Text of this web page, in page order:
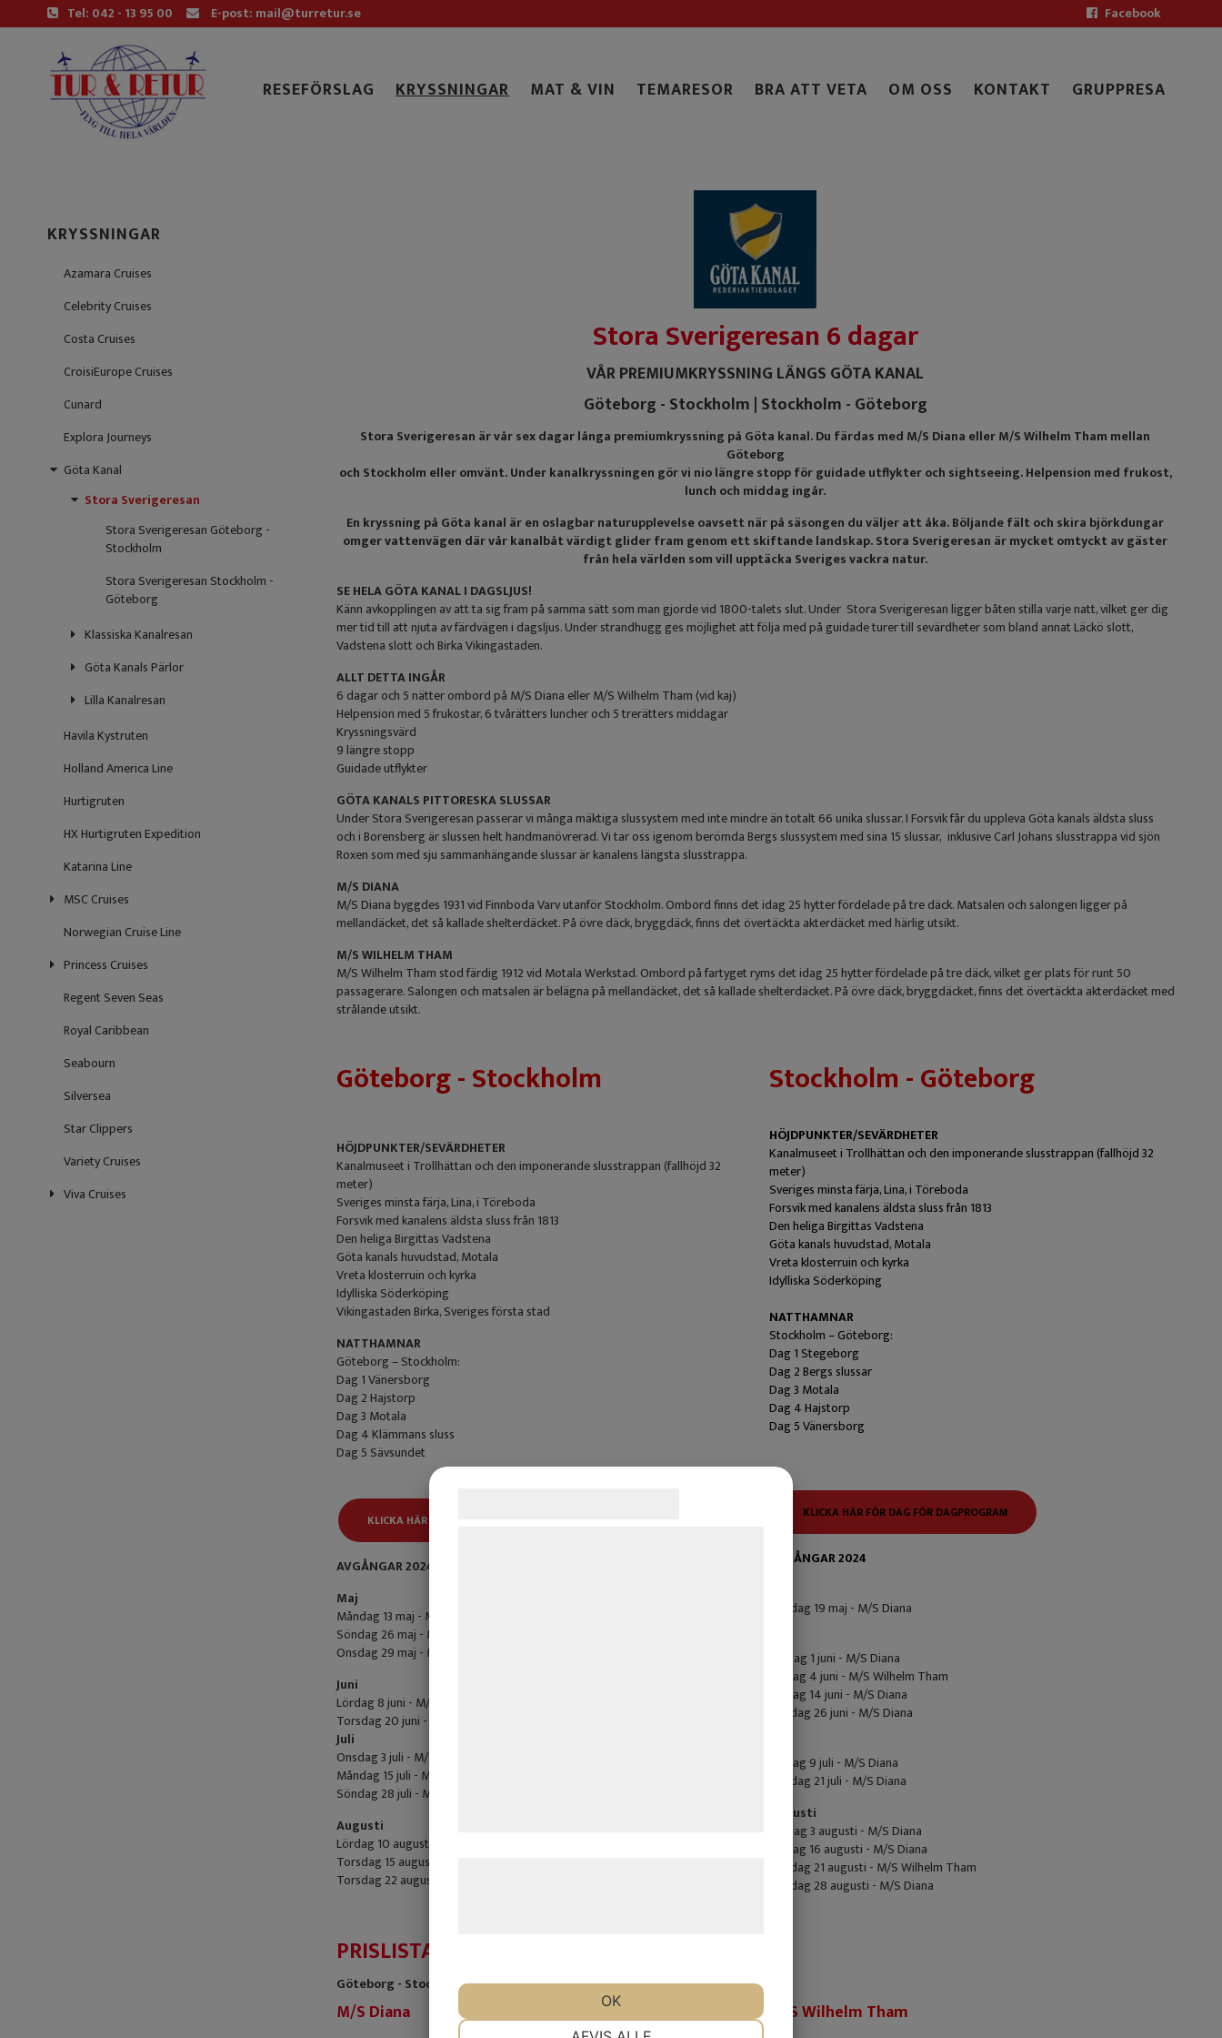
Tel: 042 - 13 95 00 E-post: mail@turretur.se Facebook
RESEFÖRSLAG KRYSSNINGAR MAT & VIN TEMARESOR BRA ATT VETA OM OSS KONTAKT GRUPPRESA
KRYSSNINGAR
Azamara Cruises
Celebrity Cruises
Costa Cruises
CroisiEurope Cruises
Cunard
Explora Journeys
Göta Kanal
Stora Sverigeresan
Stora Sverigeresan Göteborg -
Stockholm
Stora Sverigeresan Stockholm -
Göteborg
Klassiska Kanalresan
Göta Kanals Pärlor
Lilla Kanalresan
Havila Kystruten
Holland America Line
Hurtigruten
HX Hurtigruten Expedition
Katarina Line
MSC Cruises
Norwegian Cruise Line
Princess Cruises
Regent Seven Seas
Royal Caribbean
Seabourn
Silversea
Star Clippers
Variety Cruises
Viva Cruises
Stora Sverigeresan 6 dagar
VÅR PREMIUMKRYSSNING LÄNGS GÖTA KANAL
Göteborg - Stockholm | Stockholm - Göteborg
Stora Sverigeresan är vår sex dagar långa premiumkryssning på Göta kanal. Du färdas med M/S Diana eller M/S Wilhelm Tham mellan
Göteborg
och Stockholm eller omvänt. Under kanalkryssningen gör vi nio längre stopp för guidade utflykter och sightseeing. Helpension med frukost,
lunch och middag ingår.
En kryssning på Göta kanal är en oslagbar naturupplevelse oavsett när på säsongen du väljer att åka. Böljande fält och skira björkdungar
omger vattenvägen där vår kanalbåt värdigt glider fram genom ett skiftande landskap. Stora Sverigeresan är mycket omtyckt av gäster
från hela världen som vill upptäcka Sveriges vackra natur.
SE HELA GÖTA KANAL I DAGSLJUS!
Känn avkopplingen av att ta sig fram på samma sätt som man gjorde vid 1800-talets slut. Under Stora Sverigeresan ligger båten stilla varje natt, vilket ger dig
mer tid till att njuta av färdvägen i dagsljus. Under strandhugg ges möjlighet att följa med på guidade turer till sevärdheter som bland annat Läckö slott,
Vadstena slott och Birka Vikingastaden.
ALLT DETTA INGÅR
6 dagar och 5 nätter ombord på M/S Diana eller M/S Wilhelm Tham (vid kaj)
Helpension med 5 frukostar, 6 tvårätters luncher och 5 trerätters middagar
Kryssningsvärd
9 längre stopp
Guidade utflykter
GÖTA KANALS PITTORESKA SLUSSAR
Under Stora Sverigeresan passerar vi många mäktiga slussystem med inte mindre än totalt 66 unika slussar. I Forsvik får du uppleva Göta kanals äldsta sluss
och i Borensberg är slussen helt handmanövrerad. Vi tar oss igenom berömda Bergs slussystem med sina 15 slussar, inklusive Carl Johans slusstrappa vid sjön
Roxen som med sju sammanhängande slussar är kanalens längsta slusstrappa.
M/S DIANA
M/S Diana byggdes 1931 vid Finnboda Varv utanför Stockholm. Ombord finns det idag 25 hytter fördelade på tre däck. Matsalen och salongen ligger på
mellandäcket, det så kallade shelterdäcket. På övre däck, bryggdäck, finns det övertäckta akterdäcket med härlig utsikt.
M/S WILHELM THAM
M/S Wilhelm Tham stod färdig 1912 vid Motala Werkstad. Ombord på fartyget ryms det idag 25 hytter fördelade på tre däck, vilket ger plats för runt 50
passagerare. Salongen och matsalen är belägna på mellandäcket, det så kallade shelterdäcket. På övre däck, bryggdäcket, finns det övertäckta akterdäcket med
strålande utsikt.
Göteborg - Stockholm
HÖJDPUNKTER/SEVÄRDHETER
Kanalmuseet i Trollhättan och den imponerande slusstrappan (fallhöjd 32
meter)
Sveriges minsta färja, Lina, i Töreboda
Forsvik med kanalens äldsta sluss från 1813
Den heliga Birgittas Vadstena
Göta kanals huvudstad, Motala
Vreta klosterruin och kyrka
Idylliska Söderköping
Vikingastaden Birka, Sveriges första stad
NATTHAMNAR
Göteborg – Stockholm:
Dag 1 Vänersborg
Dag 2 Hajstorp
Dag 3 Motala
Dag 4 Klämmans sluss
Dag 5 Sävsundet
KLICKA HÄR FÖR DAG- FÖR DAGPROGRAM
AVGÅNGAR 2024
Maj
Måndag 13 maj - M/S Diana
Söndag 26 maj - M/S Diana
Onsdag 29 maj - M/S Wilhelm Tham
Juni
Lördag 8 juni - M/S Diana
Torsdag 20 juni - M/S Diana
Juli
Onsdag 3 juli - M/S Diana
Måndag 15 juli - M/S Diana
Söndag 28 juli - M/S Diana
Augusti
Lördag 10 augusti - M/S Diana
Torsdag 15 augusti - M/S Wilhelm Tham
Torsdag 22 augusti - M/S Diana
Stockholm - Göteborg
HÖJDPUNKTER/SEVÄRDHETER
Kanalmuseet i Trollhättan och den imponerande slusstrappan (fallhöjd 32
meter)
Sveriges minsta färja, Lina, i Töreboda
Forsvik med kanalens äldsta sluss från 1813
Den heliga Birgittas Vadstena
Göta kanals huvudstad, Motala
Vreta klosterruin och kyrka
Idylliska Söderköping
NATTHAMNAR
Stockholm – Göteborg:
Dag 1 Stegeborg
Dag 2 Bergs slussar
Dag 3 Motala
Dag 4 Hajstorp
Dag 5 Vänersborg
KLICKA HÄR FÖR DAG FÖR DAGPROGRAM
AVGÅNGAR 2024
Söndag 19 maj - M/S Diana
Lördag 1 juni - M/S Diana
Tisdag 4 juni - M/S Wilhelm Tham
Fredag 14 juni - M/S Diana
Onsdag 26 juni - M/S Diana
Tisdag 9 juli - M/S Diana
Söndag 21 juli - M/S Diana
Augusti
Lördag 3 augusti - M/S Diana
Fredag 16 augusti - M/S Diana
Onsdag 21 augusti - M/S Wilhelm Tham
Onsdag 28 augusti - M/S Diana
PRISLISTA
Göteborg - Stockholm eller v.v.
M/S Diana M/S Wilhelm Tham
OK